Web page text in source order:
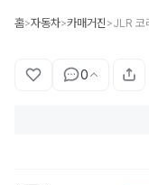
홈>자동차>카매거진 >JLR 코
0